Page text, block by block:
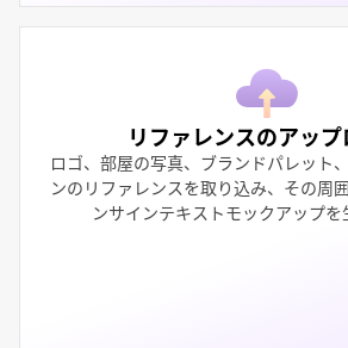
リファレンスのアップ
ロゴ、部屋の写真、ブランドパレット
ンのリファレンスを取り込み、その周
ンサインテキストモックアップを